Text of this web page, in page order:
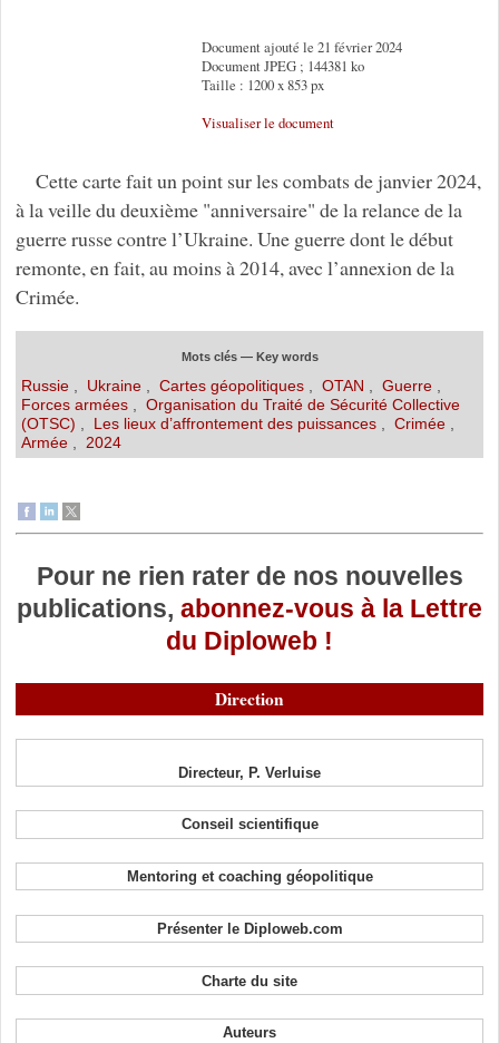
Document ajouté le 21 février 2024
Document JPEG ; 144381 ko
Taille : 1200 x 853 px
Visualiser le document
Cette carte fait un point sur les combats de janvier 2024,
à la veille du deuxième "anniversaire" de la relance de la
guerre russe contre l’Ukraine. Une guerre dont le début
remonte, en fait, au moins à 2014, avec l’annexion de la
Crimée.
Mots clés — Key words
Russie , Ukraine, Cartes géopolitiques, OTAN , Guerre,
Forces armées, Organisation du Traité de Sécurité Collective
(OTSC) , Les lieux d’affrontement des puissances, Crimée,
Armée, 2024
Pour ne rien rater de nos nouvelles
publications, abonnez-vous à la Lettre
du Diploweb !
Direction
Directeur, P. Verluise
Conseil scientifique
Mentoring et coaching géopolitique
Présenter le Diploweb.com
Charte du site
Auteurs